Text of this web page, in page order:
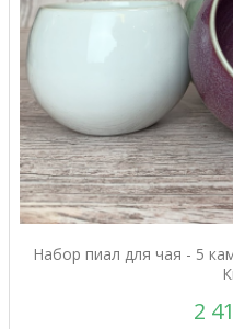
Набор пиал для чая - 5
2